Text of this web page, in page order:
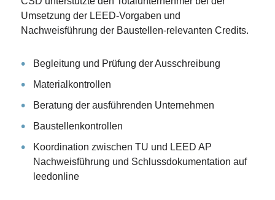
Umsetzung der LEED-Vorgaben und
Nachweisführung der Baustellen-relevanten Credits.
Begleitung und Prüfung der Ausschreibung
Materialkontrollen
Beratung der ausführenden Unternehmen
Baustellenkontrollen
Koordination zwischen TU und LEED AP
Nachweisführung und Schlussdokumentation auf
leedonline